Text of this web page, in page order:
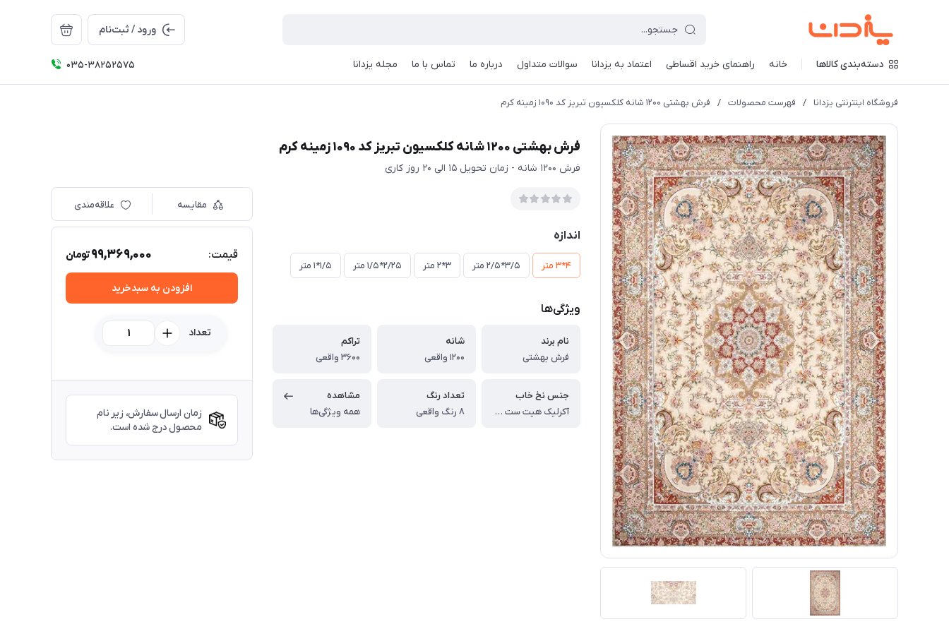
ورود / ثبت‌نام
دسته‌بندی کالاها خانه راهنمای خرید اقساطی اعتماد به یزدانا سوالات متداول درباره ما تماس با ما مجله یزدانا 035-38252575
فروشگاه اینترنتی یزدانا / فهرست محصولات / فرش بهشتی 1200 شانه کلکسیون تبریز کد 1090 زمینه کرم
فرش بهشتی 1200 شانه کلکسیون تبریز کد 1090 زمینه کرم
فرش 1200 شانه - زمان تحویل 15 الی 20 روز کاری
اندازه
4*3 متر 3/5*2/5 متر 3*2 متر 2/25*1/5 متر 1/5*1 متر
ویژگی‌ها
نام برند
فرش بهشتی
شانه
1200 واقعی
تراکم
3600 واقعی
جنس نخ خاب
آکرلیک هیت ست شده
تعداد رنگ
8 رنگ واقعی
مشاهده
همه ویژگی‌ها
مقایسه علاقه‌مندی
قیمت: 99,369,000تومان
افزودن به سبدخرید
تعداد
زمان ارسال سفارش، زیر نام
محصول درج شده است.